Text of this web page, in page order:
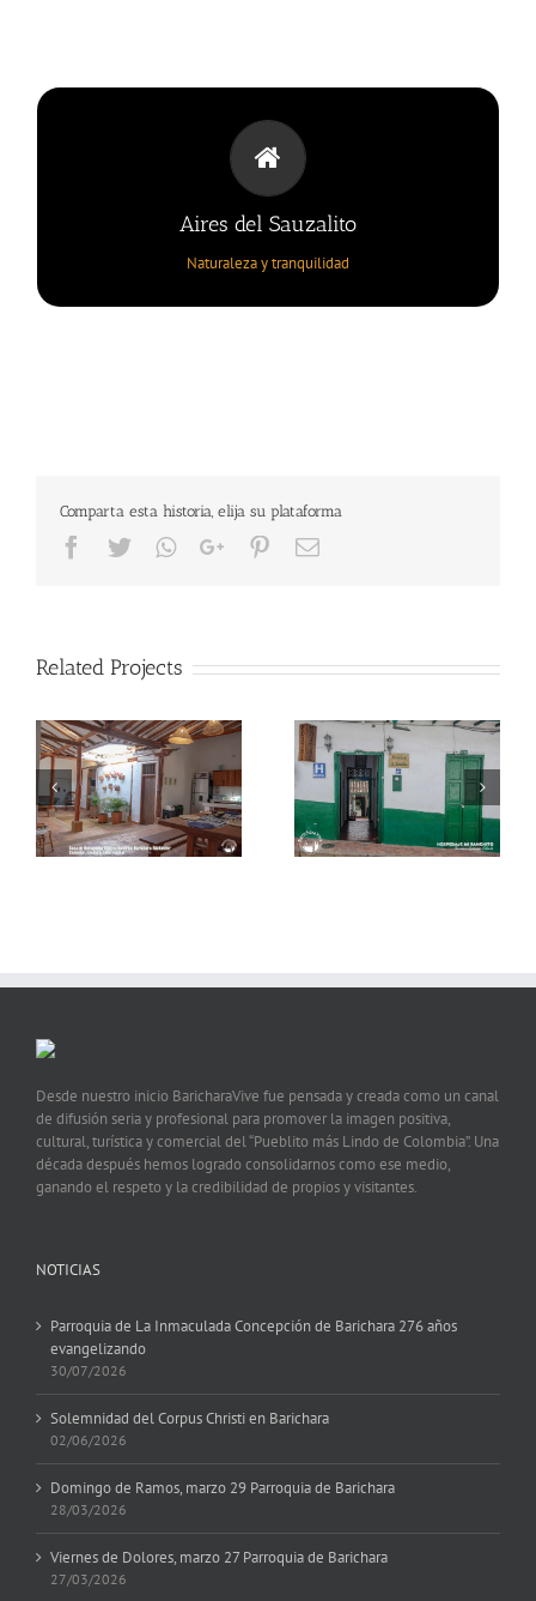
Aires del Sauzalito
Naturaleza y tranquilidad
AIRES DEL SAUZALITO
Una mansión que conjuga lo moderno con lo colonial
Comparta esta historia, elija su plataforma
Facebook
TwitterWhatsapp
Google+Pinterest
Email
Related Projects
Hospedaje Mi Ranchito
Condominio Parque
Baviera
Desde nuestro inicio BaricharaVive fue pensada y creada como un canal
de difusión seria y profesional para promover la imagen positiva,
cultural, turística y comercial del “Pueblito más Lindo de Colombia”. Una
década después hemos logrado consolidarnos como ese medio,
ganando el respeto y la credibilidad de propios y visitantes.
NOTICIAS
Parroquia de La Inmaculada Concepción de Barichara 276 años
evangelizando
30/07/2026
Solemnidad del Corpus Christi en Barichara
02/06/2026
Domingo de Ramos, marzo 29 Parroquia de Barichara
28/03/2026
Viernes de Dolores, marzo 27 Parroquia de Barichara
27/03/2026